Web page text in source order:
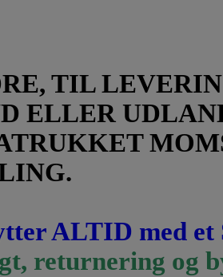
TIL
ELLER
ALTID med
returnering og